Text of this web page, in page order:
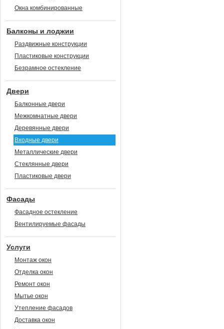
Окна комбинированные
Балконы и лоджии
Раздвижные конструкции
Пластиковые конструкции
Безрамное остекление
Двери
Балконные двери
Межкомнатные двери
Деревянные двери
Входные двери
Металлические двери
Стеклянные двери
Пластиковые двери
Фасады
Фасадное остекление
Вентилируемые фасады
Услуги
Монтаж окон
Отделка окон
Ремонт окон
Мытье окон
Утепление фасадов
Доставка окон